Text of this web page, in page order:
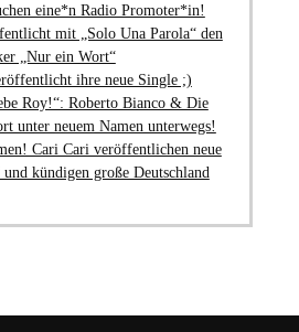
eine*n Radio Promoter*in!
mit „Solo Una Parola“ den
„Nur ein Wort“
ihre neue Single ;)
Roy!“: Roberto Bianco & Die
unter neuem Namen unterwegs!
Cari Cari veröffentlichen neue
kündigen große Deutschland